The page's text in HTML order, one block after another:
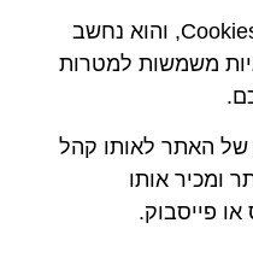
לצוות האתר אין גישה לקבי ה-Cookies, והוא נחשב
משמשות למטרות
האתר לאותו קהל
ומכיר אותו
פייסבוק.